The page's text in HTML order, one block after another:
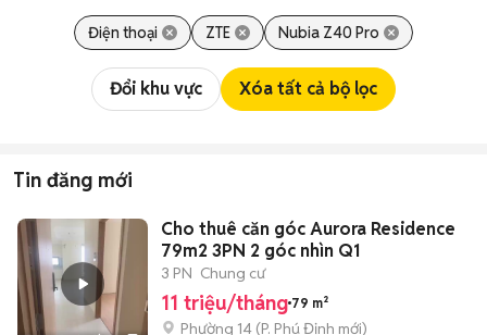
Điện thoại ZTE Nubia Z40 Pro
Đổi khu vực Xóa tất cả bộ lọc
Tin đăng mới
Cho thuê căn góc Aurora Residence
79m2 3PN 2 góc nhìn Q1
3 PN Chung cư
11 triệu/tháng 79 m²
Phường 14 (P. Phú Định mới)